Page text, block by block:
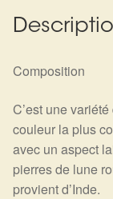
La roue de l’année
Mon compte
Validation de la
Détails du
Composition
C’est une
couleur la plus
avec un aspect
pierres de lune
provient d’Inde.